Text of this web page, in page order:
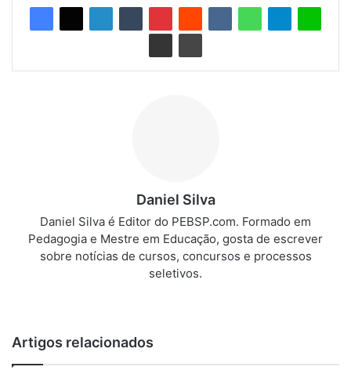
Daniel Silva
Daniel Silva é Editor do PEBSP.com. Formado em
Pedagogia e Mestre em Educação, gosta de escrever
sobre notícias de cursos, concursos e processos
seletivos.
Artigos relacionados